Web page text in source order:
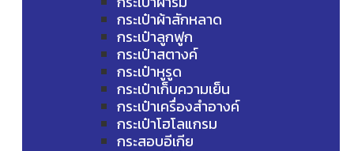
กระเป๋าผ้าสักหลาด
กระเป๋าลูกฟูก
กระเป๋าสตางค์
กระเป๋าหูรูด
กระเป๋าเก็บความเย็น
กระเป๋าเครื่องสำอางค์
กระเป๋าโฮโลแกรม
กระสอบอีเกีย